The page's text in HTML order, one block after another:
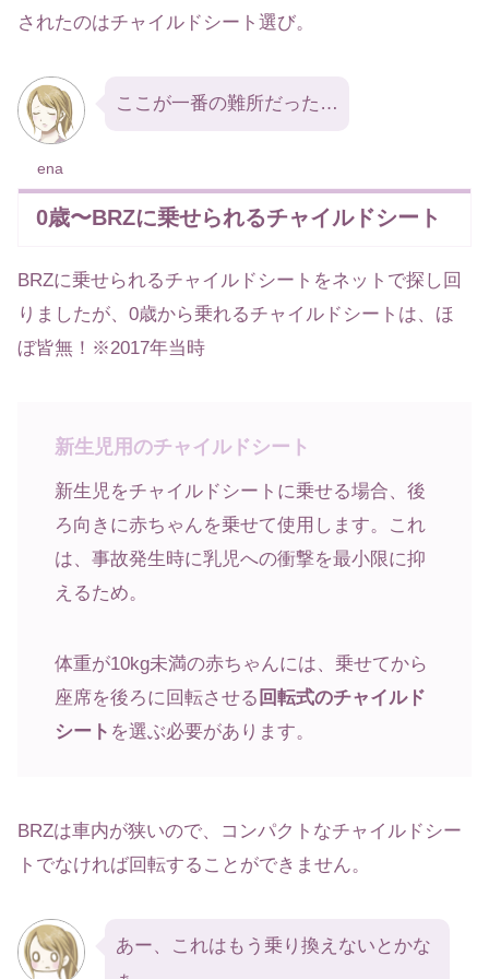
されたのはチャイルドシート選び。
ena
ここが一番の難所だった…
0歳〜BRZに乗せられるチャイルドシート
BRZに乗せられるチャイルドシートをネットで探し回
りましたが、0歳から乗れるチャイルドシートは、ほ
ぼ皆無！※2017年当時
新生児用のチャイルドシート
新生児をチャイルドシートに乗せる場合、後
ろ向きに赤ちゃんを乗せて使用します。これ
は、事故発生時に乳児への衝撃を最小限に抑
えるため。
体重が10kg未満の赤ちゃんには、乗せてから
座席を後ろに回転させる 回転式のチャイルド
シート を選ぶ必要があります。
BRZは車内が狭いので、コンパクトなチャイルドシー
トでなければ回転することができません。
あー、これはもう乗り換えないとかな